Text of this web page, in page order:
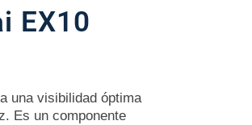
EX10
una visibilidad óptima
Es un componente